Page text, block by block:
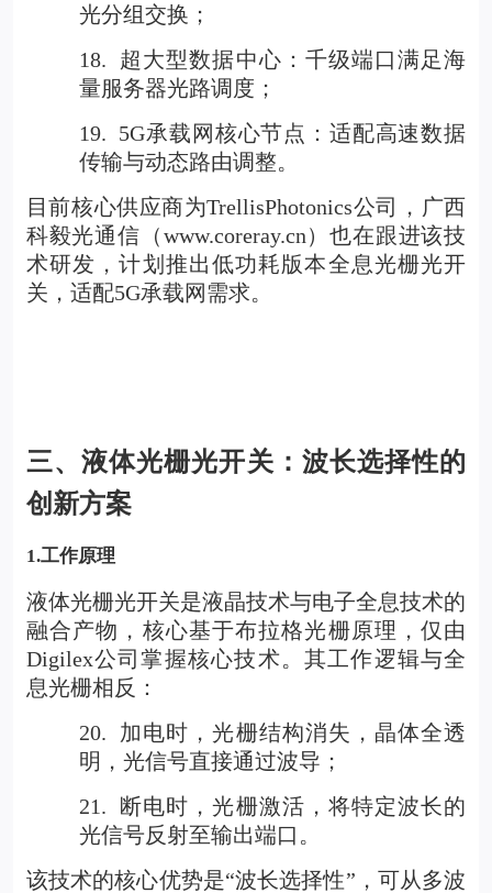
光分组交换；
18.
超大型数据中心：千级端口满足海
量服务器光路调度；
19. 5G承载网核心节点：适配高速数据
传输与动态路由调整。
目前核心供应商为TrellisPhotonics公司，广西
科毅光通信（www.coreray.cn）也在跟进该技
术研发，计划推出低功耗版本全息光栅光开
关，适配5G承载网需求。
三、液体光栅光开关 ：波长选择性的
创新方案
1.工作原理
液体光栅光开关是液晶技术与电子全息技术的
融合产物，核心基于布拉格光栅原理，仅由
Digilex公司掌握核心技术。其工作逻辑与全
息光栅相反：
20.
加电时，光栅结构消失，晶体全透
明，光信号直接通过波导；
21.
断电时，光栅激活，将特定波长的
光信号反射至输出端口。
该技术的核心优势是“波长选择性”，可从多波